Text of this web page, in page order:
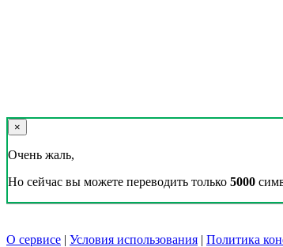
×
Очень жаль,
Но сейчас вы можете переводить только 5000
О сервисе | Условия использования | Политика